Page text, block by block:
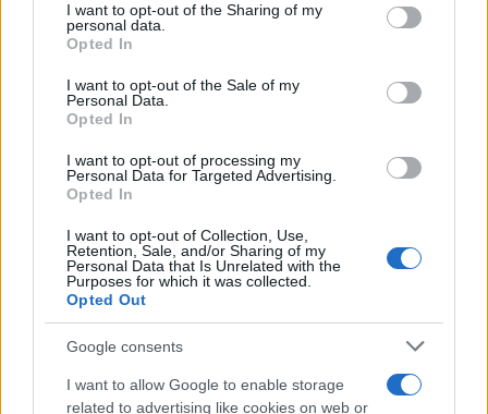
not limited to your visit or usage behaviour. You may click to
grant or deny consent to Google and its third-party tags to
use your data for below specified purposes in below Google
consent section.
I want to opt-out of the Sharing of my
personal data.
Opted In
I want to opt-out of the Sale of my
Personal Data.
Opted In
I want to opt-out of processing my
Personal Data for Targeted Advertising.
Opted In
I want to opt-out of Collection, Use,
Retention, Sale, and/or Sharing of my
Personal Data that Is Unrelated with the
Purposes for which it was collected.
Opted Out
Google consents
I want to allow Google to enable storage
related to advertising like cookies on web or